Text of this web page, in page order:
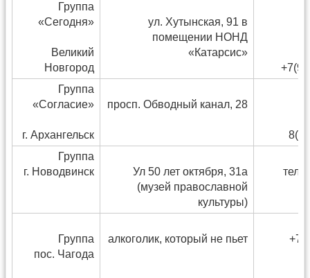
Группа
«Сегодня»
Великий
Новгород
ул. Хутынская, 91 в
помещении НОНД
«Катарсис»
Группа
«Согласие»
г. Архангельск
просп. Обводный канал, 28
Группа
г. Новодвинск
Ул 50 лет октября, 31а
(музей православной
культуры)
Группа
пос. Чагода
алкоголик, который не пьет